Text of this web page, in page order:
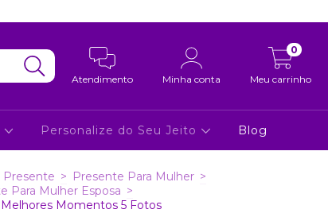
Atendimento Minha conta Meu carrinho
0
Personalize do Seu Jeito Blog
Presente > Presente Para Mulher >
Para Mulher Esposa >
Melhores Momentos 5 Fotos